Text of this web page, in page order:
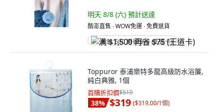
明天 8/8 (六) 預計送達
酷澎直售 ∙ WOW免運 ∙ 免費退貨
满 $1,500 再省 $75 (王道卡)
Toppuror 泰浦樂特多龍高級防水浴簾,
純白典雅, 1個
首購折扣價$519
38% $319 ($319.00/1個)